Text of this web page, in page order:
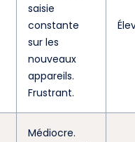
saisie
constante
sur les
nouveaux
appareils.
Frustrant.
Médiocre.